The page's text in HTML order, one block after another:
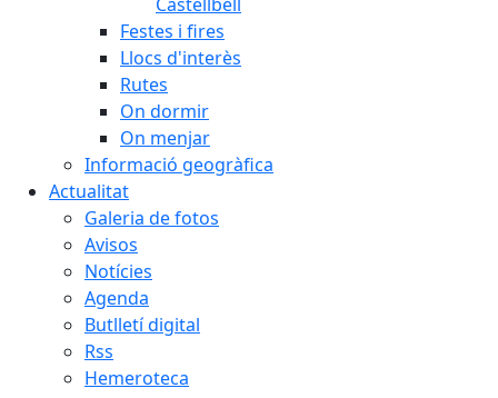
Festes i fires
Llocs d'interès
Rutes
On dormir
On menjar
Informació geogràfica
Actualitat
Galeria de fotos
Avisos
Notícies
Agenda
Butlletí digital
Rss
Hemeroteca